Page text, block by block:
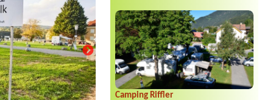
Camping Riffler